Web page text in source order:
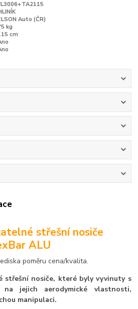
Auto (ČR)
kg
cm
střešní nosiče
ALU
poměru cena/kvalita.
střešní nosiče, které byly vyvinuty s
na jejich aerodymické vlastnosti,
manipulaci.